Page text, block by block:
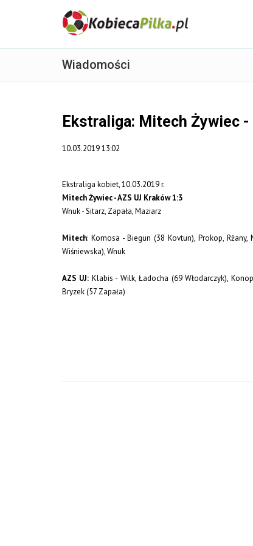
Wiadomości
Ekstraliga: Mitech Żywiec -
10.03.2019 13:02
Ekstraliga kobiet, 10.03.2019 r.
Mitech Żywiec - AZS UJ Kraków 1:3
Wnuk - Sitarz, Zapała, Maziarz
Mitech: Komosa - Biegun (38 Kovtun), Prokop,
Wiśniewska), Wnuk
AZS UJ: Klabis - Wilk, Ładocha (69 Włodarczyk),
Bryzek (57 Zapała)